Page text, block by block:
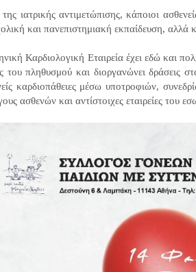
ιατρικής αντιμετώπισης, κάποιοι
και πανεπιστημιακή εκπαίδευση, αλλά
Καρδιολογική Εταιρεία έχει εδώ και
του πληθυσμού και διοργανώνει δράσεις
καρδιοπάθειες μέσω υποτροφιών,
ασθενών και αντίστοιχες εταιρείες του